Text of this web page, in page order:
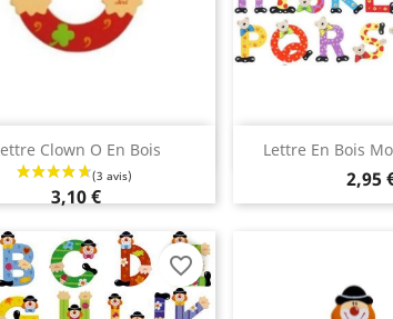
Clown O En Bois
3,10 €
Aperçu rapide Lettre En Bois
2,95
Aperçu
favorite_border